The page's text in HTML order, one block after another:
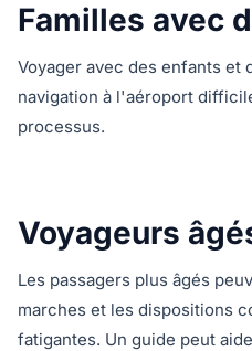
Familles avec
Voyager avec des enfants et
navigation à l'aéroport
processus.
Voyageurs
Les passagers plus âgés
marches et les dispositions
fatigantes. Un guide peut